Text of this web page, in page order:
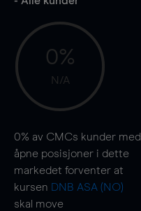
0%
N/A
0% av CMCs kunder med
åpne posisjoner i dette
markedet forventer at
kursen DNB ASA (NO)
skal move